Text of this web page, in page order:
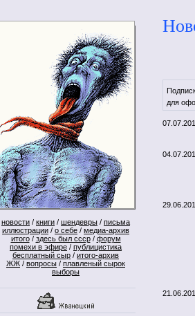
новости / книги / шендевры / письма
иллюстрации / о себе / медиа-архив
итого/ здесь был ссср/ форум
помехи в эфире / публицистика
бесплатный сыр / итого-архив
ЖЖ / вопросы / плавленый сырок
выборы
для